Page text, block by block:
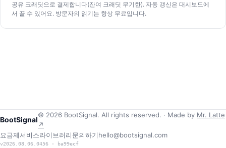
공유 크래딧으로 결제합니다(잔여 크래딧 무기한). 자동 갱신은 대시보드에
서 끌 수 있어요. 방문자의 읽기는 항상 무료입니다.
BootSignal
© 2026 BootSignal. All rights reserved. · Made by Mr. Latte
↗
요금제서비스라이브러리문의하기hello@bootsignal.com
v2026.08.06.0456 · ba99ecf